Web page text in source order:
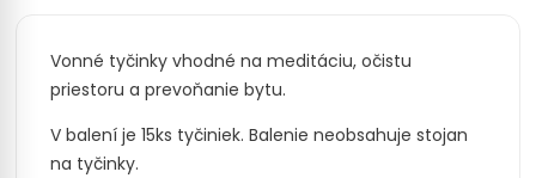
Vonné tyčinky vhodné na meditáciu, očistu
priestoru a prevoňanie bytu.
V balení je 15ks tyčiniek. Balenie neobsahuje stojan
na tyčinky.